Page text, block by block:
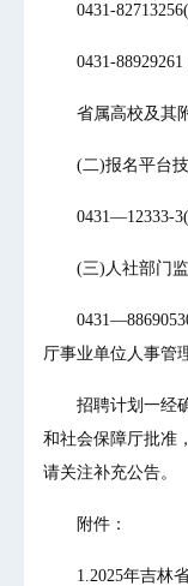
0431-82713256(
0431-88929261 (
省属高校及其附
(二)报名平台技
0431—12333-3(
(三)人社部门监
0431—88690530
厅事业单位人事管
招聘计划一经确
和社会保障厅批准
请关注补充公告。
附件：
1.2025年吉林省